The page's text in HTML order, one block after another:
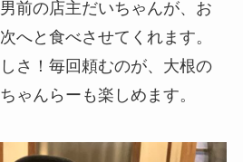
前の店主だいちゃんが、お
へと食べさせてくれます。
さ！毎回頼むのが、大根の
ゃんらーも楽しめます。